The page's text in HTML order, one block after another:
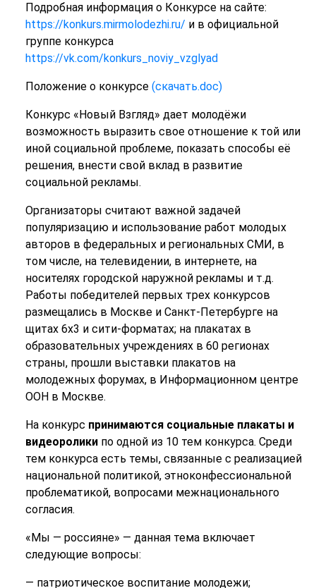
Подробная информация о Конкурсе на сайте:
https://konkurs.mirmolodezhi.ru/ и в официальной
группе конкурса
https://vk.com/konkurs_noviy_vzglyad
Положение о конкурсе (скачать.doc)
Конкурс «Новый Взгляд» дает молодёжи
возможность выразить свое отношение к той или
иной социальной проблеме, показать способы её
решения, внести свой вклад в развитие
социальной рекламы.
Организаторы считают важной задачей
популяризацию и использование работ молодых
авторов в федеральных и региональных СМИ, в
том числе, на телевидении, в интернете, на
носителях городской наружной рекламы и т.д.
Работы победителей первых трех конкурсов
размещались в Москве и Санкт-Петербурге на
щитах 6х3 и сити-форматах; на плакатах в
образовательных учреждениях в 60 регионах
страны, прошли выставки плакатов на
молодежных форумах, в Информационном центре
ООН в Москве.
На конкурс принимаются социальные плакаты и
видеороликипо одной из 10 тем конкурса. Среди
тем конкурса есть темы, связанные с реализацией
национальной политикой, этноконфессиональной
проблематикой, вопросами межнационального
согласия.
«Мы — россияне» — данная тема включает
следующие вопросы:
— патриотическое воспитание молодежи;